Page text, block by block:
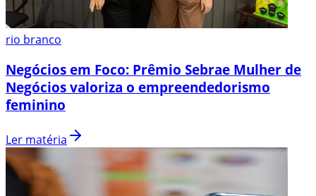
rio branco
Negócios em Foco: Prêmio Sebrae Mulher de
Negócios valoriza o empreendedorismo
feminino
Ler matéria